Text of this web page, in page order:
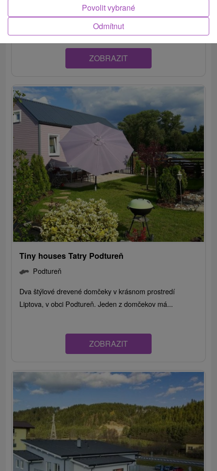
Chalúpka v príjemnom prostredí dedinky Jamník
návštevníkom celoročne ponúka komfortné...
ZOBRAZIT
Tiny houses Tatry Podtureň
Podtureň
Dva štýlové drevené domčeky v krásnom prostredí
Liptova, v obci Podtureň. Jeden z domčekov má...
ZOBRAZIT
Odmítnut
Povolit vybrané